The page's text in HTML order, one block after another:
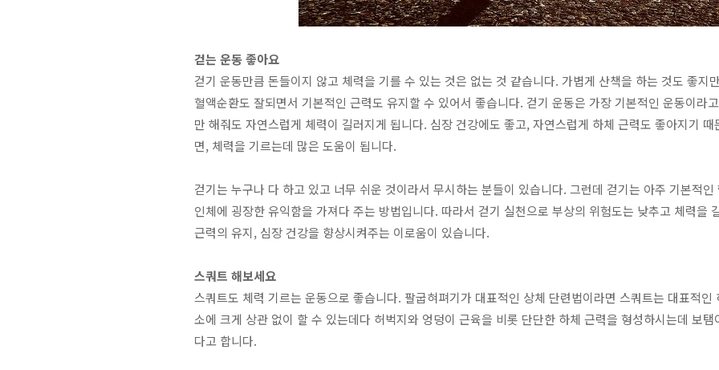
걷는 운동 좋아요
걷기 운동만큼 돈들이지 않고 체력을 기를 수 있는 것은 없는 것 같습니다. 가볍게 산책을 하는 것도 좋지
혈액순환도 잘되면서 기본적인 근력도 유지할 수 있어서 좋습니다. 걷기 운동은 가장 기본적인 운동이라
만 해줘도 자연스럽게 체력이 길러지게 됩니다. 심장 건강에도 좋고, 자연스럽게 하체 근력도 좋아지기
면, 체력을 기르는데 많은 도움이 됩니다.
걷기는 누구나 다 하고 있고 너무 쉬운 것이라서 무시하는 분들이 있습니다. 그런데 걷기는 아주 기본적
인체에 굉장한 유익함을 가져다 주는 방법입니다. 따라서 걷기 실천으로 부상의 위험도는 낮추고 체력을
근력의 유지, 심장 건강을 향상시켜주는 이로움이 있습니다.
스쿼트 해보세요
스쿼트도 체력 기르는 운동으로 좋습니다. 팔굽혀펴기가 대표적인 상체 단련법이라면 스쿼트는 대표적
소에 크게 상관 없이 할 수 있는데다 허벅지와 엉덩이 근육을 비롯 단단한 하체 근력을 형성하시는데 보
다고 합니다.